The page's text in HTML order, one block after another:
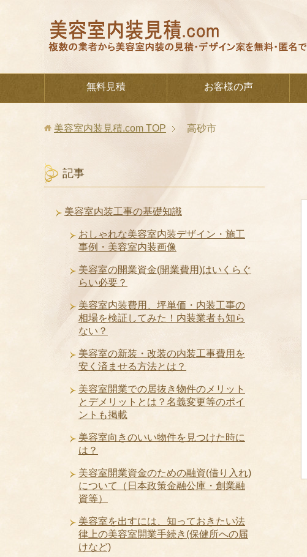
無料見積 お客様の声
美容室内装見積.com TOP 高砂市
記事
美容室内装工事の基礎知識
おしゃれな美容室内装デザイン・施工
事例・美容室内装画像
美容室の開業資金(開業費用)はいくらぐ
らい必要？
美容室内装費用、坪単価・内装工事の
相場を検証してみた！内装業者も知ら
ない？
美容室の新装・改装の内装工事費用を
安く済ませる方法とは？
美容室開業での居抜き物件のメリット
とデメリットとは？名義変更等のポイ
ントも掲載
美容室向きのいい物件を見つけた時に
は？
美容室開業資金のための融資(借り入れ)
について（日本政策金融公庫・創業融
資等）
美容室を出すには、知っておきたい法
律上の美容室開業手続き(保健所への届
けなど)